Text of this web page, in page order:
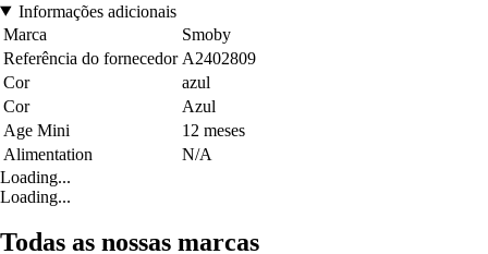
Informações adicionais
Marca
Smoby
Referência do fornecedor A2402809
Cor
azul
Cor
Azul
Age Mini
12 meses
Alimentation
N/A
Loading...
Loading...
Todas as nossas marcas